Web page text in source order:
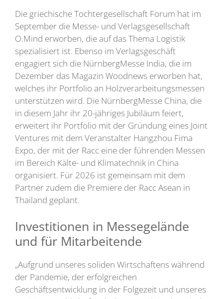
Die griechische Tochtergesellschaft Forum hat im
September die Messe- und Verlagsgesellschaft
O.Mind erworben, die auf das Thema Logistik
spezialisiert ist. Ebenso im Verlagsgeschäft
engagiert sich die NürnbergMesse India, die im
Dezember das Magazin Woodnews erworben hat,
welches ihr Portfolio an Holzverarbeitungsmessen
unterstützen wird. Die NürnbergMesse China, die
in diesem Jahr ihr 20-jähriges Jubiläum feiert,
erweitert ihr Portfolio mit der Gründung eines Joint
Ventures mit dem Veranstalter Hangzhou Fima
Expo, der mit der Racc eine der führenden Messen
im Bereich Kälte- und Klimatechnik in China
organisiert. Für 2026 ist gemeinsam mit dem
Partner zudem die Premiere der Racc Asean in
Thailand geplant.
Investitionen in Messegelände
und für Mitarbeitende
„Aufgrund unseres soliden Wirtschaftens während
der Pandemie, der erfolgreichen
Geschäftsentwicklung in der Folgezeit und unseres